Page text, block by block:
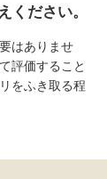
ください。
はありませ
評価すること
をふき取る程